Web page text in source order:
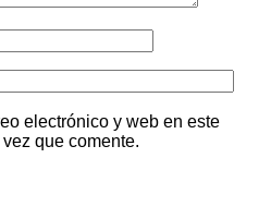
electrónico y web en este
que comente.